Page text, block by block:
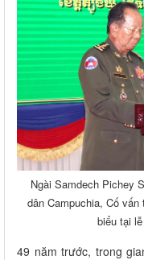
Ngài Samdech Pichey
dân Campuchia, Cố
biểu tại
49 năm trước, trong